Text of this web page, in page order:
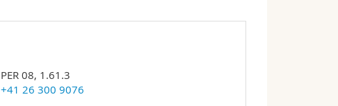
PER 08, 1.61.3
+41 26 300 9076